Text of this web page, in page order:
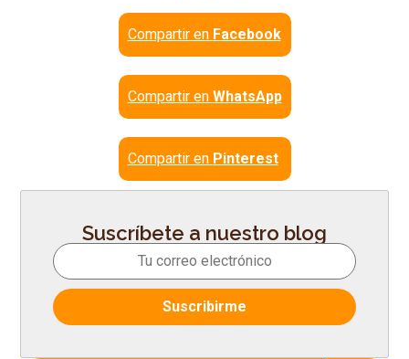
Compartir en Facebook
Compartir en WhatsApp
Compartir en Pinterest
Suscríbete a nuestro blog